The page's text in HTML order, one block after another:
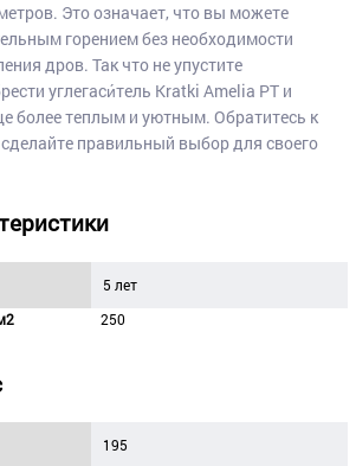
Это означает, что вы можете
горением без необходимости
дров. Так что не упустите
углегаси́тель Kratki Amelia PT и
более теплым и уютным. Обратитесь к
правильный выбор для своего
5 лет
250
195